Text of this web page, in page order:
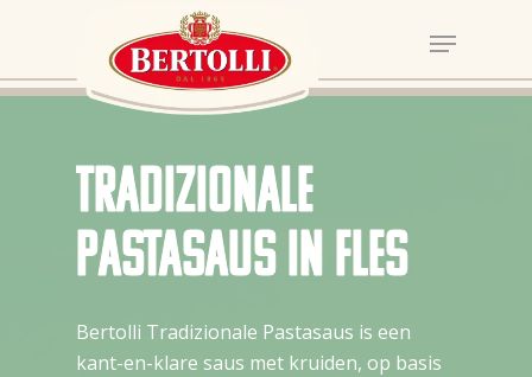
Tradizionale
pastasaus in fles
Bertolli Tradizionale Pastasaus is een
kant-en-klare saus met kruiden, op basis